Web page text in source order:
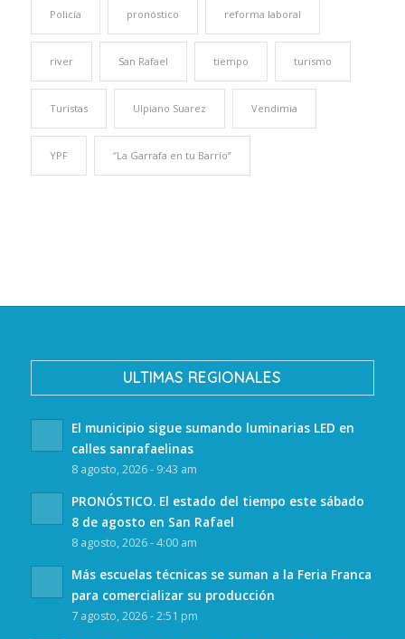
Policía pronóstico reforma laboral
river San Rafael tiempo turismo
Turistas Ulpiano Suarez Vendimia
YPF “La Garrafa en tu Barrio”
ULTIMAS REGIONALES
El municipio sigue sumando luminarias LED en
calles sanrafaelinas
8 agosto, 2026 - 9:43 am
PRONÓSTICO. El estado del tiempo este sábado
8 de agosto en San Rafael
8 agosto, 2026 - 4:00 am
Más escuelas técnicas se suman a la Feria Franca
para comercializar su producción
7 agosto, 2026 - 2:51 pm